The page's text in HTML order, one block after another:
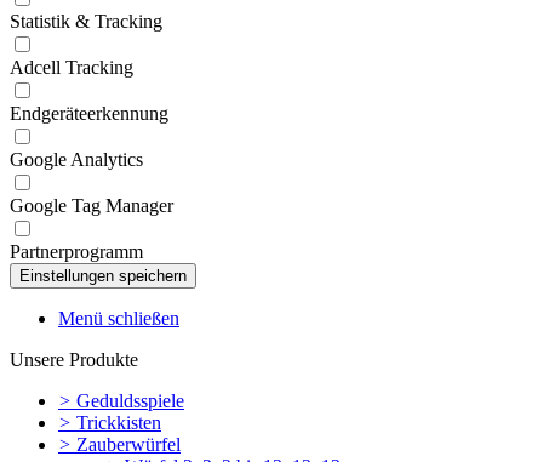
Statistik & Tracking
Adcell Tracking
Endgeräteerkennung
Google Analytics
Google Tag Manager
Partnerprogramm
Menü schließen
Unsere Produkte
> Geduldsspiele
> Trickkisten
> Zauberwürfel